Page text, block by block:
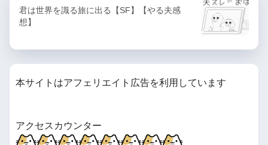
君は世界を識る旅に出る【SF】【やる夫感
想】
本サイトはアフェリエイト広告を利用しています
アクセスカウンター